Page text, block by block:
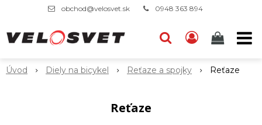
obchod@velosvet.sk 0948 363 894
Úvod Diely na bicykel Reťaze a spojky Reťaze
Reťaze